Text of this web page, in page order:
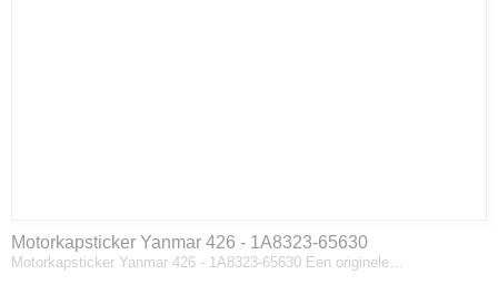
Motorkapsticker Yanmar 426 - 1A8323-65630
Motorkapsticker Yanmar 426 - 1A8323-65630 Een originele…